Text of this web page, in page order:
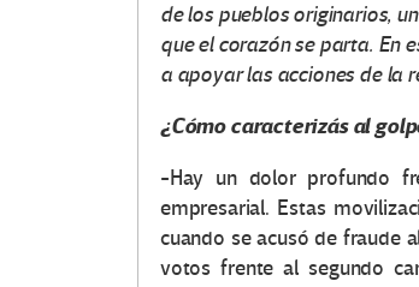
de los pueblos originarios,
que el corazón se parta. En
a apoyar las acciones de la
¿Cómo caracterizás al
-Hay un dolor profundo
empresarial. Estas
cuando se acusó de fraude
votos frente al segundo